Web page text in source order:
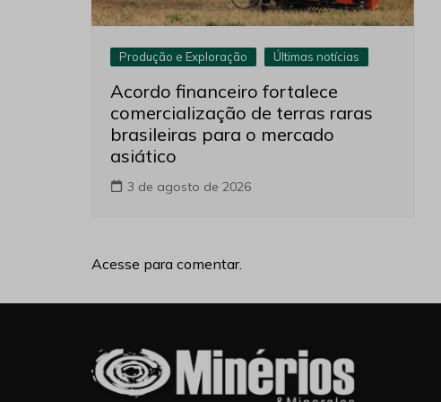
Produção e Exploração Últimas notícias
Acordo financeiro fortalece
comercialização de terras raras
brasileiras para o mercado
asiático
3 de agosto de 2026
Acesse para comentar.